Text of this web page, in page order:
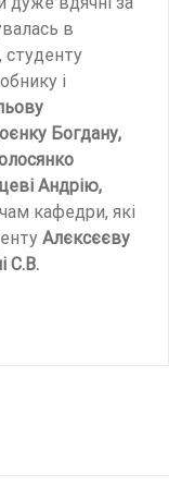
в
студенту
і
Богдану,
Андрію,
кафедри, які
Алєксєєву
С.В.